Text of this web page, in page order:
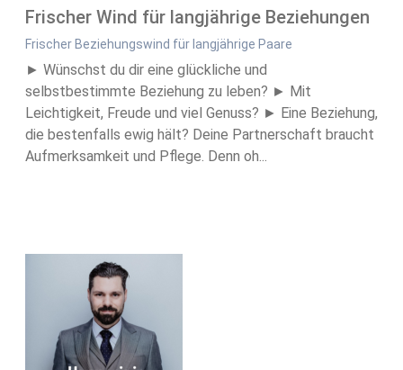
Frischer Wind für langjährige Beziehungen
Frischer Beziehungswind für langjährige Paare
► Wünschst du dir eine glückliche und
selbstbestimmte Beziehung zu leben? ► Mit
Leichtigkeit, Freude und viel Genuss? ► Eine Beziehung,
die bestenfalls ewig hält? Deine Partnerschaft braucht
Aufmerksamkeit und Pflege. Denn oh...